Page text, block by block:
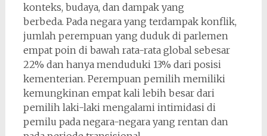
konteks, budaya, dan dampak yang
berbeda. Pada negara yang terdampak konflik,
jumlah perempuan yang duduk di parlemen
empat poin di bawah rata-rata global sebesar
22% dan hanya menduduki 13% dari posisi
kementerian. Perempuan pemilih memiliki
kemungkinan empat kali lebih besar dari
pemilih laki-laki mengalami intimidasi di
pemilu pada negara-negara yang rentan dan